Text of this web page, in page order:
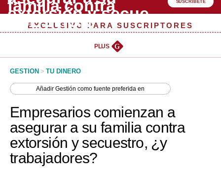
Management & Empleo
Perú
Política
Tu Dinero
SUSCRÍBETE
EXCLUSIVO PARA SUSCRIPTORES
PLUS G
GESTION > TU DINERO
AñadirGestión como fuente preferida en
Empresarios comienzan a
asegurar a su familia contra
extorsión y secuestro, ¿y
trabajadores?